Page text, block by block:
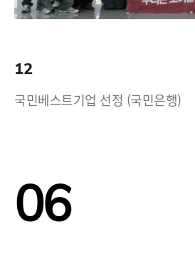
12
국민베스트기업 선정 (국민은행)
06